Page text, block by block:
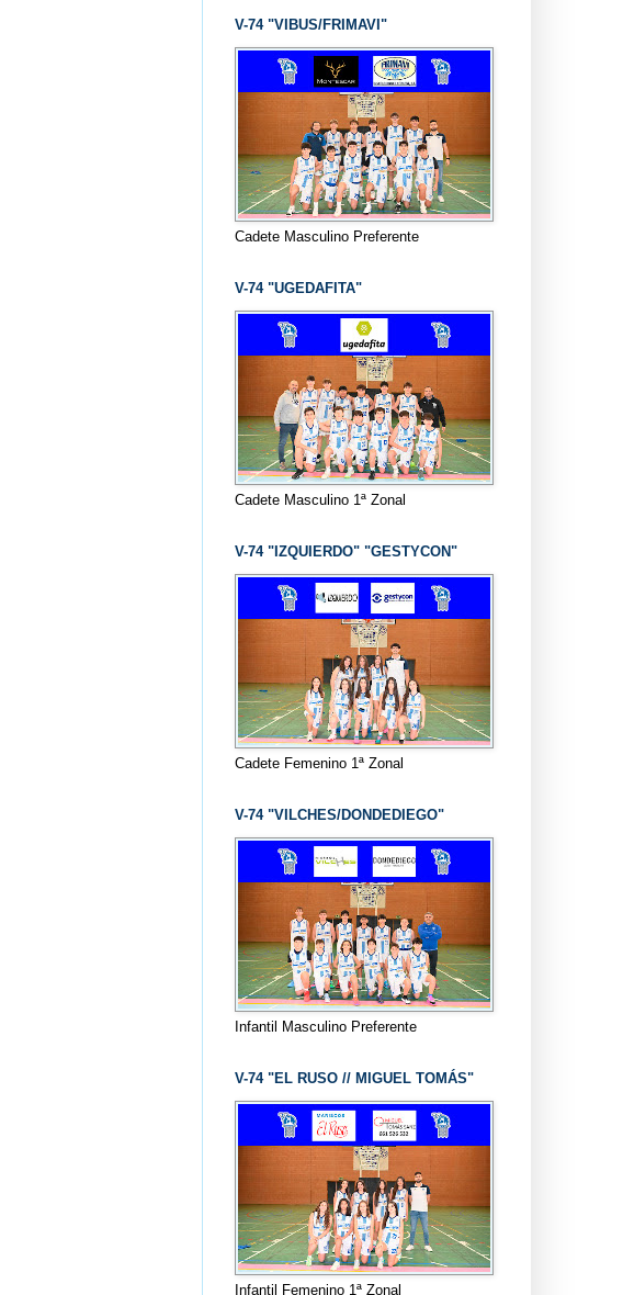
V-74 "VIBUS/FRIMAVI"
Cadete Masculino Preferente
V-74 "UGEDAFITA"
Cadete Masculino 1ª Zonal
V-74 "IZQUIERDO" "GESTYCON"
Cadete Femenino 1ª Zonal
V-74 "VILCHES/DONDEDIEGO"
Infantil Masculino Preferente
V-74 "EL RUSO // MIGUEL TOMÁS"
Infantil Femenino 1ª Zonal